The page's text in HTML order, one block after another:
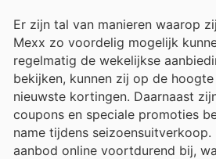
Er zijn tal van manieren waarop
Mexx zo voordelig mogelijk
regelmatig de wekelijkse
bekijken, kunnen zij op de
nieuwste kortingen. Daarnaast
coupons en speciale promoties
name tijdens
aanbod online voortdurend bij,